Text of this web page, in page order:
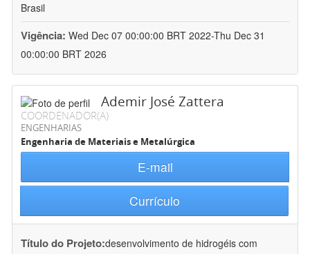
Brasil
Vigência: Wed Dec 07 00:00:00 BRT 2022-Thu Dec 31
00:00:00 BRT 2026
Ademir José Zattera
COORDENADOR(A)
ENGENHARIAS
Engenharia de Materiais e Metalúrgica
E-mail
Currículo
Título do Projeto:desenvolvimento de hidrogéis com